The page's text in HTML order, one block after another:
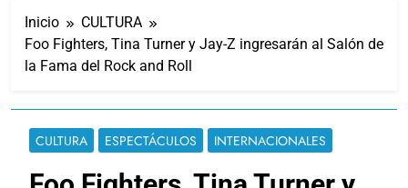
Inicio
CULTURA
Foo Fighters, Tina Turner y Jay-Z ingresarán al Salón de
la Fama del Rock and Roll
CULTURA ESPECTÁCULOS INTERNACIONALES